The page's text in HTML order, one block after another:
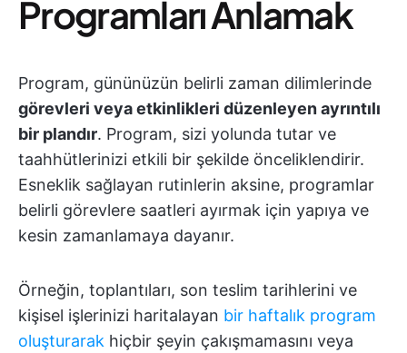
Programları Anlamak
Program, gününüzün belirli zaman dilimlerinde
görevleri veya etkinlikleri düzenleyen ayrıntılı
bir plandır. Program, sizi yolunda tutar ve
taahhütlerinizi etkili bir şekilde önceliklendirir.
Esneklik sağlayan rutinlerin aksine, programlar
belirli görevlere saatleri ayırmak için yapıya ve
kesin zamanlamaya dayanır.
Örneğin, toplantıları, son teslim tarihlerini ve
kişisel işlerinizi haritalayan bir haftalık program
oluşturarak hiçbir şeyin çakışmamasını veya